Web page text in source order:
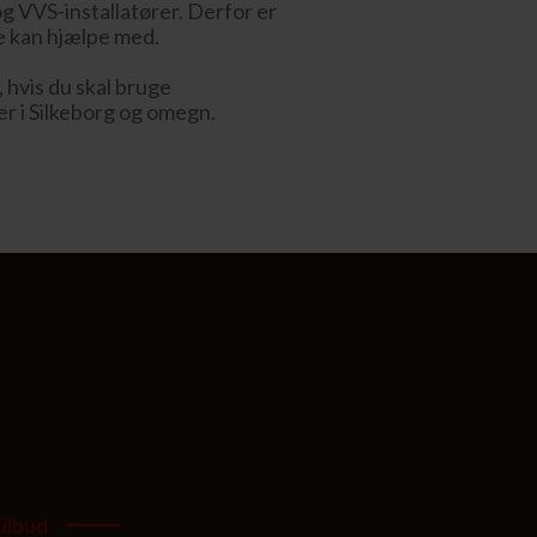
VVS-installatører. Derfor er
kan hjælpe med.
, hvis du skal bruge
i Silkeborg og omegn.